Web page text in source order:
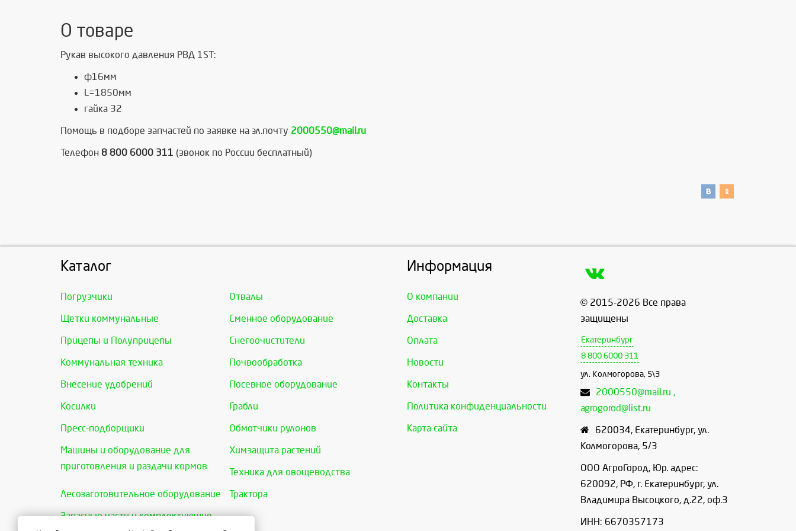
О товаре
Рукав высокого давления РВД 1ST:
ф16мм
L=1850мм
гайка 32
Помощь в подборе запчастей по заявке на эл.почту 2000550@mail.ru
Телефон 8 800 6000 311 (звонок по России бесплатный)
Каталог
Погрузчики Отвалы
Щетки коммунальные Сменное оборудование
Прицепы и Полуприцепы Снегоочистители
Коммунальная техника Почвообработка
Внесение удобрений Посевное оборудование
Косилки Грабли
Пресс-подборщики Обмотчики рулонов
Машины и оборудование для
приготовления и раздачи кормов
Химзащита растений
Техника для овощеводства
Лесозаготовительное оборудование Трактора
Запасные части и комплектующие
Информация
О компании
Доставка
Оплата
Новости
Контакты
Политика конфиденциальности
Карта сайта
© 2015-2026 Все права
защищены
Екатеринбург
8 800 6000 311
ул. Колмогорова, 5\3
2000550@mail.ru ,
agrogorod@list.ru
620034, Екатеринбург, ул.
Колмогорова, 5/3
ООО АгроГород, Юр. адрес:
620092, РФ, г. Екатеринбург, ул.
Владимира Высоцкого, д.22, оф.3
ИНН: 6670357173